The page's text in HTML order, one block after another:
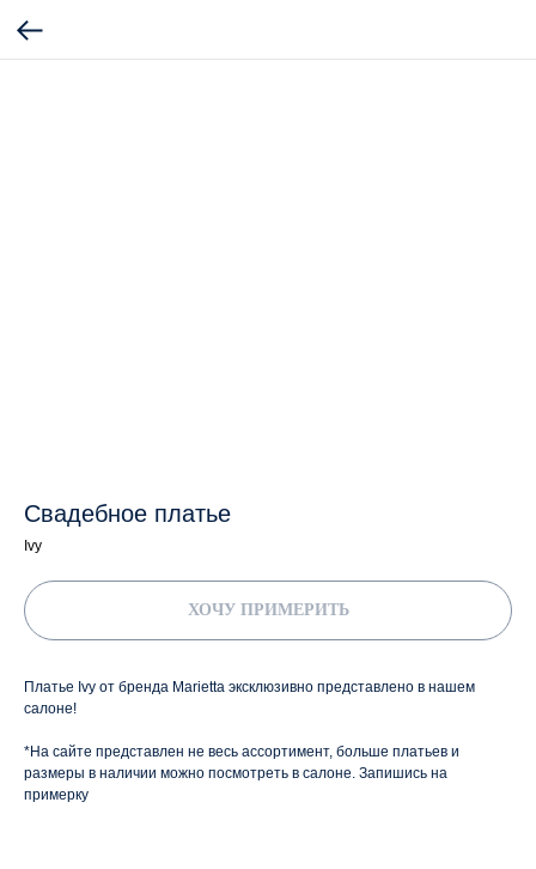
Свадебное платье
Ivy
ХОЧУ ПРИМЕРИТЬ
Платье Ivy от бренда Marietta эксклюзивно представлено в нашем
салоне!
*На сайте представлен не весь ассортимент, больше платьев и
размеры в наличии можно посмотреть в салоне. Запишись на
примерку